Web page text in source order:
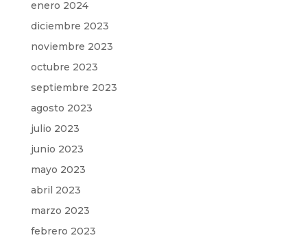
enero 2024
diciembre 2023
noviembre 2023
octubre 2023
septiembre 2023
agosto 2023
julio 2023
junio 2023
mayo 2023
abril 2023
marzo 2023
febrero 2023